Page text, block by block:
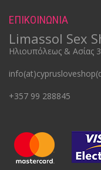
ΕΠΙΚΟΙΝΩΝΙΑ
Limassol Sex
Ηλιουπόλεως & Ασίας
+357 99 288845